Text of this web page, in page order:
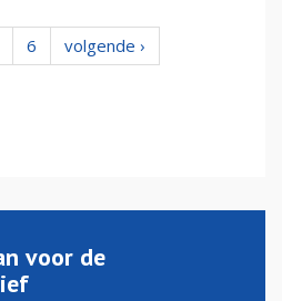
6
volgende ›
voor de